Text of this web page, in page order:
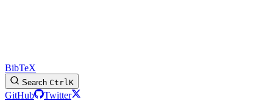
BibTeX
Search CtrlK
GitHub
Twitter